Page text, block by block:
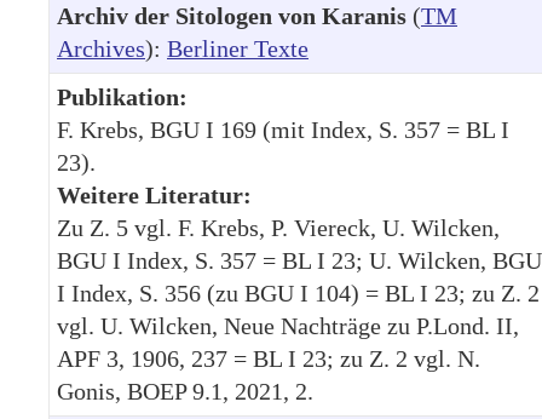
Archiv der Sitologen von Karanis (TM
Archives): Berliner Texte
Publikation:
F. Krebs, BGU I 169 (mit Index, S. 357 = BL I
23).
Weitere Literatur:
Zu Z. 5 vgl. F. Krebs, P. Viereck, U. Wilcken,
BGU I Index, S. 357 = BL I 23; U. Wilcken, BGU
I Index, S. 356 (zu BGU I 104) = BL I 23; zu Z. 2
vgl. U. Wilcken, Neue Nachträge zu P.Lond. II,
APF 3, 1906, 237 = BL I 23; zu Z. 2 vgl. N.
Gonis, BOEP 9.1, 2021, 2.